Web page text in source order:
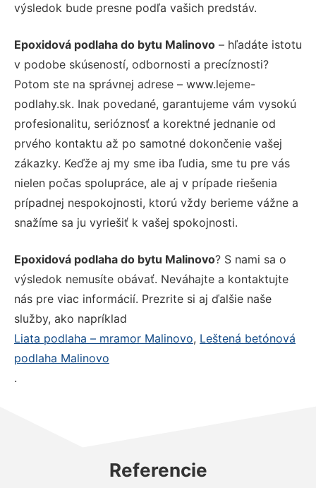
výsledok bude presne podľa vašich predstáv.
Epoxidová podlaha do bytu Malinovo – hľadáte istotu
v podobe skúseností, odbornosti a precíznosti?
Potom ste na správnej adrese – www.lejeme-
podlahy.sk. Inak povedané, garantujeme vám vysokú
profesionalitu, serióznosť a korektné jednanie od
prvého kontaktu až po samotné dokončenie vašej
zákazky. Keďže aj my sme iba ľudia, sme tu pre vás
nielen počas spolupráce, ale aj v prípade riešenia
prípadnej nespokojnosti, ktorú vždy berieme vážne a
snažíme sa ju vyriešiť k vašej spokojnosti.
Epoxidová podlaha do bytu Malinovo? S nami sa o
výsledok nemusíte obávať. Neváhajte a kontaktujte
nás pre viac informácií. Prezrite si aj ďalšie naše
služby, ako napríklad
Liata podlaha – mramor Malinovo, Leštená betónová
podlaha Malinovo
.
Referencie